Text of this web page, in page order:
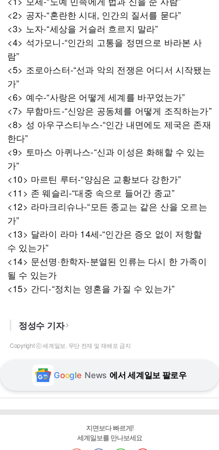
<2> 공자-“혼란한 시대, 인간의 질서를 묻다”
<3> 노자-“세상을 거슬러 흐르지 말라”
<4> 석가모니-“인간의 고통을 정면으로 바라본 사
람”
<5> 조로아스터-“선과 악의 전쟁은 어디서 시작됐는
가”
<6> 예수-“사랑은 어떻게 세계를 바꾸었는가”
<7> 무함마드-“신앙은 공동체를 어떻게 조직하는가”
<8> 성 아우구스티누스-“인간 내면에도 제국은 존재
한다”
<9> 토마스 아퀴나스-“신과 이성은 화해할 수 있는
가”
<10> 마르틴 루터-“양심은 교황보다 강한가”
<11> 존 웨슬리-“대중 속으로 들어간 종교”
<12> 라마크리슈나-“모든 종교는 같은 산을 오르는
가”
<13> 달라이 라마 14세-“인간은 증오 없이 저항할
수 있는가”
<14> 문선명·한학자-분열된 인류는 다시 한 가족이
될 수 있는가
<15> 간디-“정치는 영혼을 가질 수 있는가”
정성수 기자
Copyright ⓒ 세계일보. 무단 전재 및 재배포 금지
Google News 에서 세계일보 팔로우
지면보다 빠르게!
세계일보를 만나보세요